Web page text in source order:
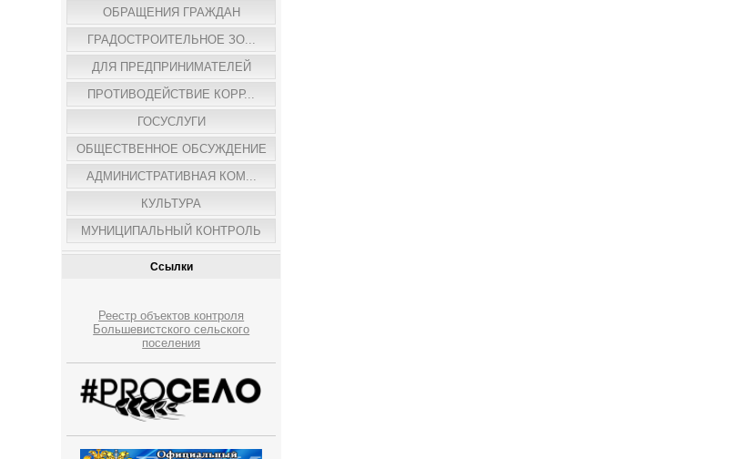
ОБРАЩЕНИЯ ГРАЖДАН
ГРАДОСТРОИТЕЛЬНОЕ ЗО...
ДЛЯ ПРЕДПРИНИМАТЕЛЕЙ
ПРОТИВОДЕЙСТВИЕ КОРР...
ГОСУСЛУГИ
ОБЩЕСТВЕННОЕ ОБСУЖДЕНИЕ
АДМИНИСТРАТИВНАЯ КОМ...
КУЛЬТУРА
МУНИЦИПАЛЬНЫЙ КОНТРОЛЬ
Ссылки
Реестр объектов контроля
Большевистского сельского
поселения